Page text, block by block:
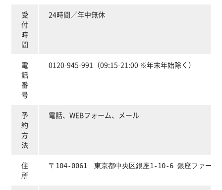
受
付
時
間
24時間／年中無休
電
話
番
号
0120-945-991（09:15-21:00 ※年末年始除く）
予
約
方
法
電話、WEBフォーム、メール
住
所
〒104-0061 東京都中央区銀座1-10-6 銀座ファース